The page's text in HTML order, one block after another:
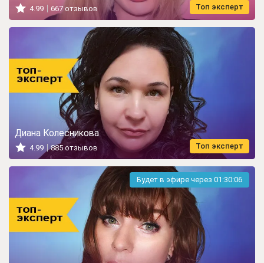
Топ эксперт
4.99 667 отзывов
Топ эксперт
Диана Колесникова
4.99 885 отзывов
Будет в эфире через 01:30:05